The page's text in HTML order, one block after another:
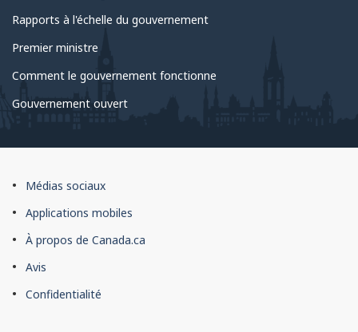
Rapports à l'échelle du gouvernement
Premier ministre
Comment le gouvernement fonctionne
Gouvernement ouvert
À
propos
du
site
Médias sociaux
Applications mobiles
À propos de Canada.ca
Avis
Confidentialité